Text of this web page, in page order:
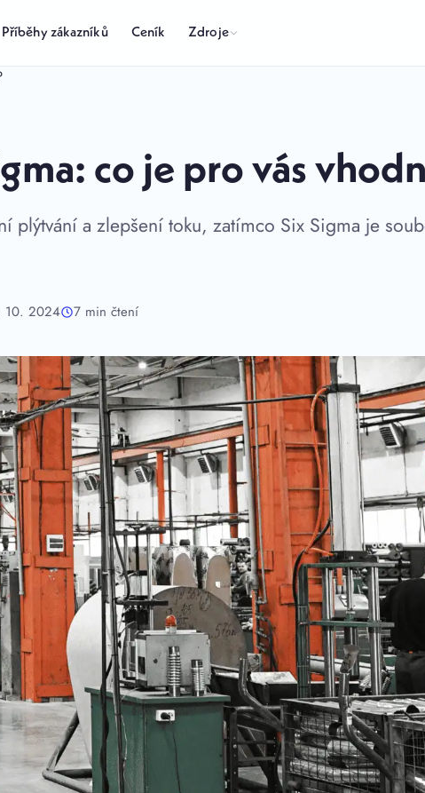
Příběhy zákazníků Ceník Zdroje
co je pro vás
plýtvání a zlepšení toku, zatímco Six Sigma je
10. 2024 7 min čtení